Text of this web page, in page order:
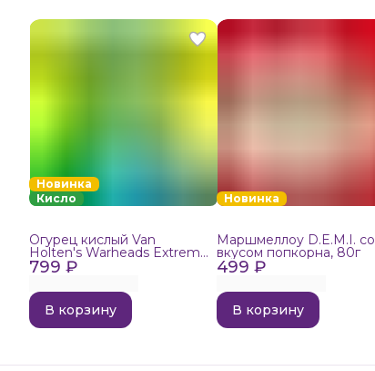
Новинка
Кисло
799 ₽
Огурец кислый Van
Holten's Warheads Extreme
Sour, 140г
В корзину
Новинка
499 ₽
Маршмеллоу D.E.M.I. со
вкусом попкорна, 80г
В корзину